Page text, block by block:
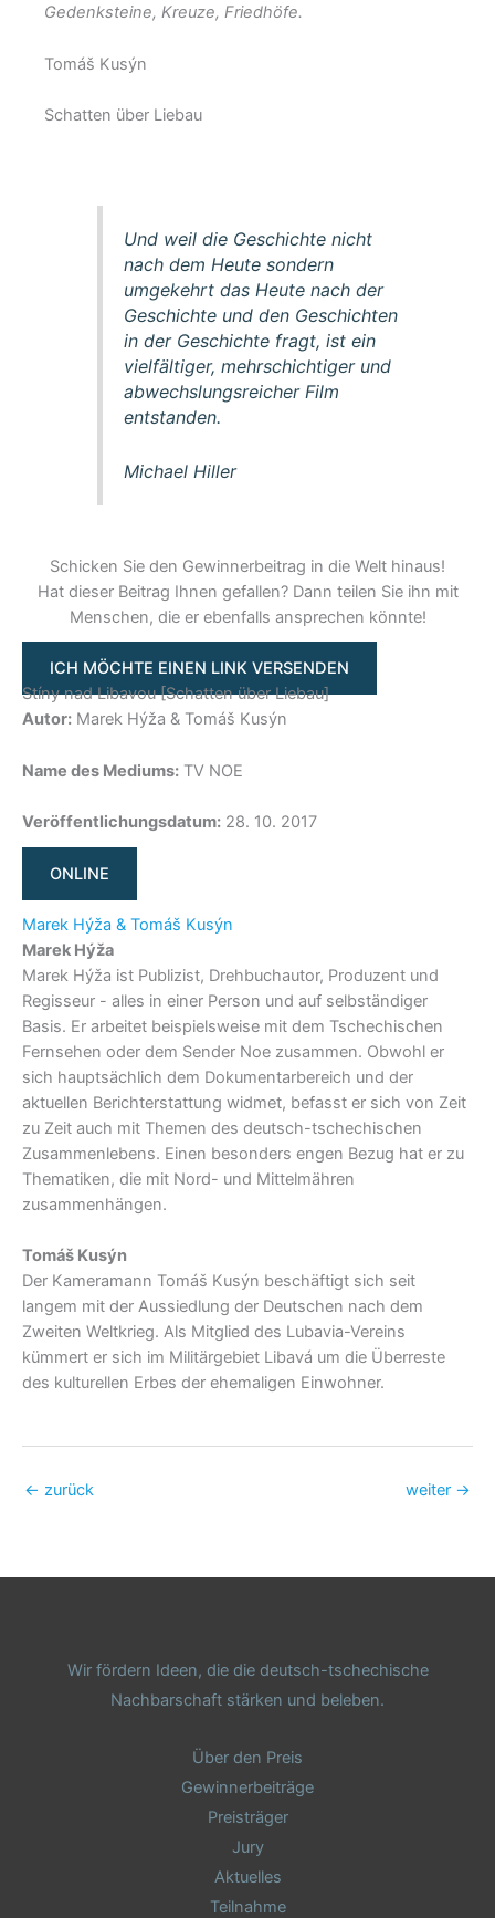
Gedenksteine, Kreuze, Friedhöfe.
Tomáš Kusýn
Schatten über Liebau
Und weil die Geschichte nicht
nach dem Heute sondern
umgekehrt das Heute nach der
Geschichte und den Geschichten
in der Geschichte fragt, ist ein
vielfältiger, mehrschichtiger und
abwechslungsreicher Film
entstanden.
Michael Hiller
Schicken Sie den Gewinnerbeitrag in die Welt hinaus!
Hat dieser Beitrag Ihnen gefallen? Dann teilen Sie ihn mit
Menschen, die er ebenfalls ansprechen könnte!
ICH MÖCHTE EINEN LINK VERSENDEN
Stíny nad Libavou [Schatten über Liebau]
Autor: Marek Hýža & Tomáš Kusýn
Name des Mediums: TV NOE
Veröffentlichungsdatum: 28. 10. 2017
ONLINE
Marek Hýža & Tomáš Kusýn
Marek Hýža
Marek Hýža ist Publizist, Drehbuchautor, Produzent und
Regisseur - alles in einer Person und auf selbständiger
Basis. Er arbeitet beispielsweise mit dem Tschechischen
Fernsehen oder dem Sender Noe zusammen. Obwohl er
sich hauptsächlich dem Dokumentarbereich und der
aktuellen Berichterstattung widmet, befasst er sich von Zeit
zu Zeit auch mit Themen des deutsch-tschechischen
Zusammenlebens. Einen besonders engen Bezug hat er zu
Thematiken, die mit Nord- und Mittelmähren
zusammenhängen.
Tomáš Kusýn
Der Kameramann Tomáš Kusýn beschäftigt sich seit
langem mit der Aussiedlung der Deutschen nach dem
Zweiten Weltkrieg. Als Mitglied des Lubavia-Vereins
kümmert er sich im Militärgebiet Libavá um die Überreste
des kulturellen Erbes der ehemaligen Einwohner.
← zurück weiter →
Wir fördern Ideen, die die deutsch-tschechische
Nachbarschaft stärken und beleben.
Über den Preis
Gewinnerbeiträge
Preisträger
Jury
Aktuelles
Teilnahme